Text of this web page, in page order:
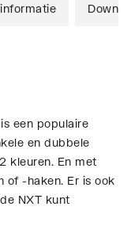
een populaire
en dubbele
kleuren. En met
of -haken. Er is ook
NXT kunt